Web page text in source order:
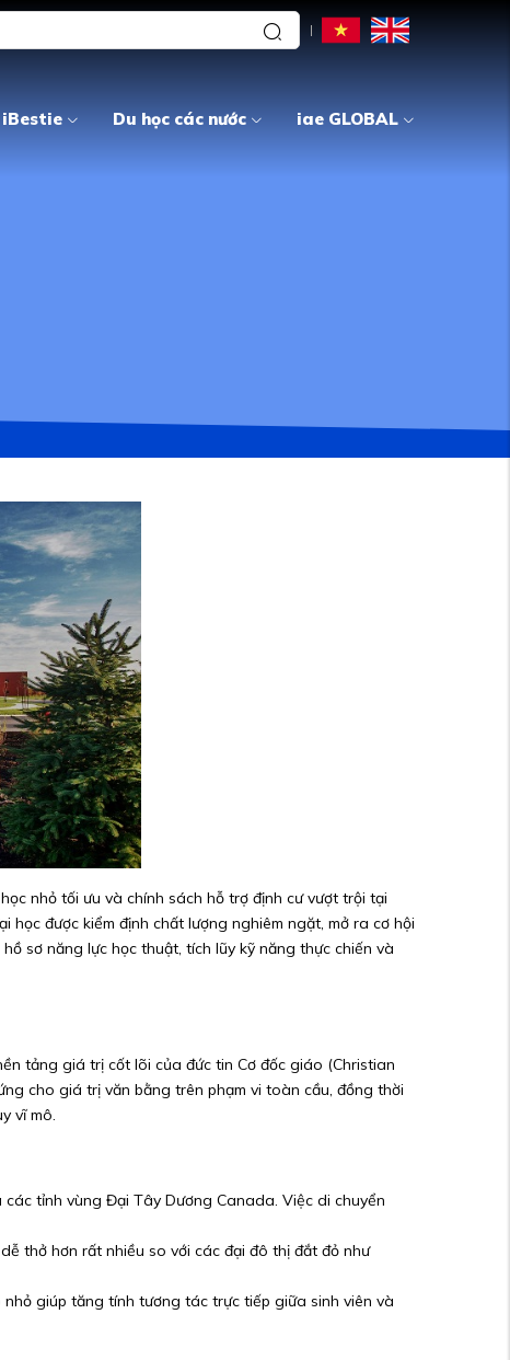
iBestie Du học các nước iae GLOBAL
nhỏ tối ưu và chính sách hỗ trợ định cư vượt trội tại
được kiểm định chất lượng nghiêm ngặt, mở ra cơ hội
sơ năng lực học thuật, tích lũy kỹ năng thực chiến và
tảng giá trị cốt lõi của đức tin Cơ đốc giáo (Christian
cho giá trị văn bằng trên phạm vi toàn cầu, đồng thời
vĩ mô.
tỉnh vùng Đại Tây Dương Canada. Việc di chuyển
thở hơn rất nhiều so với các đại đô thị đắt đỏ như
giúp tăng tính tương tác trực tiếp giữa sinh viên và